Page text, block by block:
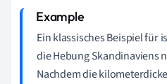
Ein klassisches Beispiel für
die Hebung Skandinaviens
Nachdem die